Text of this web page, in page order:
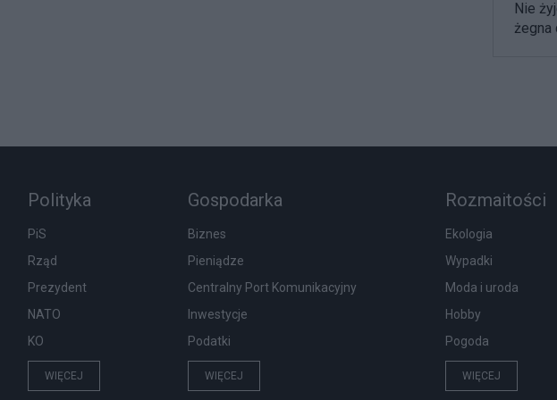
Nie
żegna
Polityka
PiS
Rząd
Prezydent
NATO
KO
WIĘCEJ
Gospodarka
Biznes
Pieniądze
Centralny Port Komunikacyjny
Inwestycje
Podatki
WIĘCEJ
Rozmaitości
Ekologia
Wypadki
Moda i uroda
Hobby
Pogoda
WIĘCEJ